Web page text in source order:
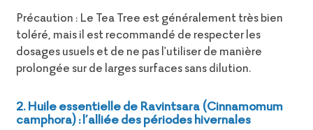
Précaution : Le Tea Tree est généralement très bien
toléré, mais il est recommandé de respecter les
dosages usuels et de ne pas l'utiliser de manière
prolongée sur de larges surfaces sans dilution.
2. Huile essentielle de Ravintsara (Cinnamomum
camphora) : l’alliée des périodes hivernales